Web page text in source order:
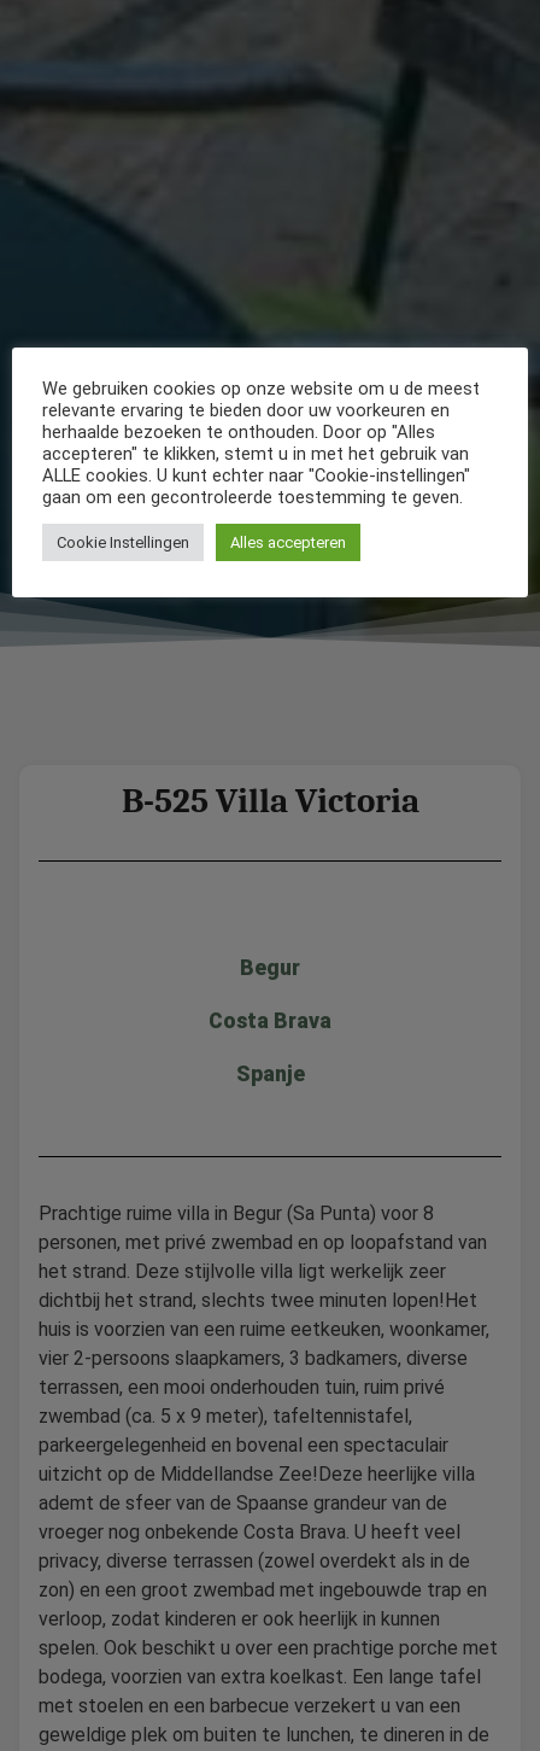
B-525 Villa Victoria
Begur
Costa Brava
Spanje
Prachtige ruime villa in Begur (Sa Punta) voor 8
personen, met privé zwembad en op loopafstand van
het strand. Deze stijlvolle villa ligt werkelijk zeer
dichtbij het strand, slechts twee minuten lopen!Het
huis is voorzien van een ruime eetkeuken, woonkamer,
vier 2-persoons slaapkamers, 3 badkamers, diverse
terrassen, een mooi onderhouden tuin, ruim privé
zwembad (ca. 5 x 9 meter), tafeltennistafel,
parkeergelegenheid en bovenal een spectaculair
uitzicht op de Middellandse Zee!Deze heerlijke villa
ademt de sfeer van de Spaanse grandeur van de
vroeger nog onbekende Costa Brava. U heeft veel
privacy, diverse terrassen (zowel overdekt als in de
zon) en een groot zwembad met ingebouwde trap en
verloop, zodat kinderen er ook heerlijk in kunnen
spelen. Ook beschikt u over een prachtige porche met
bodega, voorzien van extra koelkast. Een lange tafel
met stoelen en een barbecue verzekert u van een
geweldige plek om buiten te lunchen, te dineren in de
We gebruiken cookies op onze website om u de meest
relevante ervaring te bieden door uw voorkeuren en
herhaalde bezoeken te onthouden. Door op "Alles
accepteren" te klikken, stemt u in met het gebruik van
ALLE cookies. U kunt echter naar "Cookie-instellingen"
gaan om een gecontroleerde toestemming te geven.
Cookie Instellingen Alles accepteren